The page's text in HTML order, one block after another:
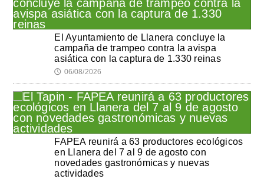
El Ayuntamiento de Llanera concluye la
campaña de trampeo contra la avispa
asiática con la captura de 1.330 reinas
🕔 06/08/2026
FAPEA reunirá a 63 productores ecológicos
en Llanera del 7 al 9 de agosto con
novedades gastronómicas y nuevas
actividades